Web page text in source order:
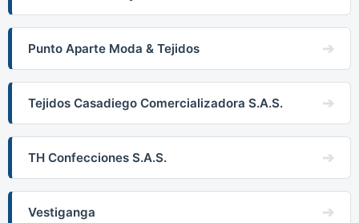
Punto Aparte Moda & Tejidos
Tejidos Casadiego Comercializadora S.A.S.
TH Confecciones S.A.S.
Vestiganga